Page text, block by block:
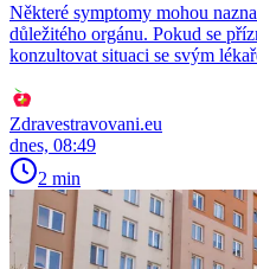
Některé symptomy mohou
důležitého orgánu. Pokud se
konzultovat situaci se svým
Zdravestravovani.eu
dnes, 08:49
2 min